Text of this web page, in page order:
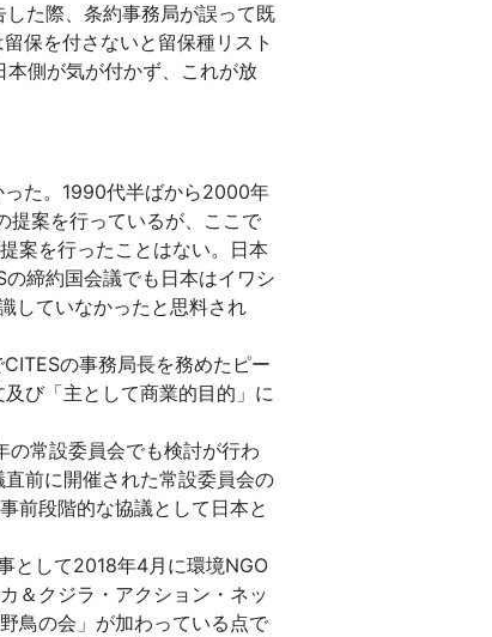
た際、条約事務局が誤って既
保を付さないと留保種リスト
側が気が付かず、これが放
った。1990代半ばから2000年
提案を行っているが、ここで
案を行ったことはない。日本
締約国会議でも日本はイワシ
していなかったと思料され
の事務局長を務めたピー
び「主として商業的目的」に
常設委員会でも検討が行わ
前に開催された常設委員会の
前段階的な協議として日本と
として2018年4月に環境NGO
＆クジラ・アクション・ネッ
鳥の会」が加わっている点で